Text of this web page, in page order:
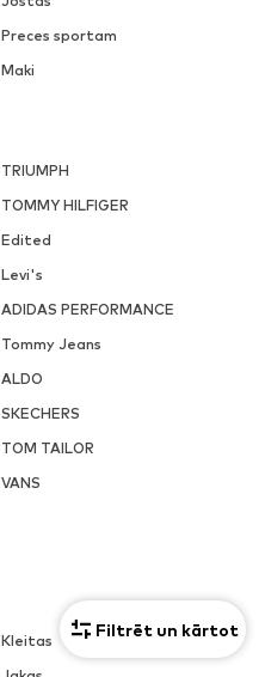
Filtrēt un kārtot
Preces sportam
Maki
TRIUMPH
TOMMY HILFIGER
Edited
Levi's
ADIDAS PERFORMANCE
Tommy Jeans
ALDO
SKECHERS
TOM TAILOR
VANS
Kleitas